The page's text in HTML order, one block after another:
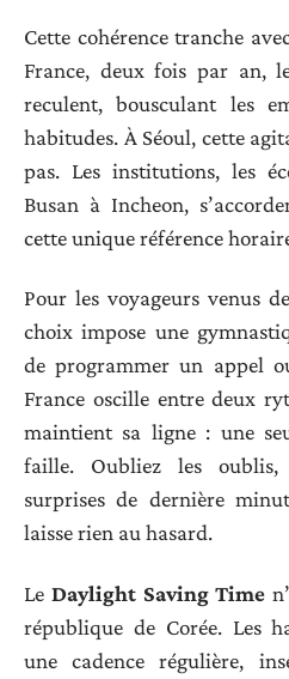
Cette cohérence tranche
France, deux fois par an,
reculent, bousculant les
habitudes. À Séoul, cette
pas. Les institutions, les
Busan à Incheon,
cette unique référence
Pour les voyageurs venus
choix impose une
de programmer un appel
France oscille entre deux
maintient sa ligne : une
faille. Oubliez les
surprises de dernière
laisse rien au hasard.
Le Daylight Saving Time
république de Corée. Les
une cadence régulière,